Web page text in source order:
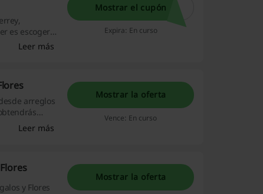
es escoger
y
Leer más
Mostrar el cupón
Expira: En curso
arreglos
Leer más
Mostrar la oferta
Vence: En curso
y Flores
Mostrar la oferta